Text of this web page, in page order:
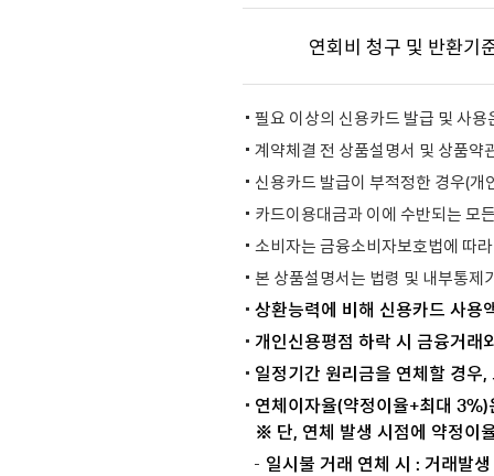
연회비 청구 및 반환기
필요 이상의 신용카드 발급 및 사
계약체결 전 상품설명서 및 상품약
신용카드 발급이 부적정한 경우(개
카드이용대금과 이에 수반되는 모
소비자는 금융소비자보호법에 따
본 상품설명서는 법령 및 내부통제
상환능력에 비해 신용카드 사용
개인신용평점 하락 시 금융거래
일정기간 원리금을 연체할 경우
연체이자율(약정이율+최대
※ 단, 연체 발생 시점에 약정이
일시불 거래 연체 시 : 거래발